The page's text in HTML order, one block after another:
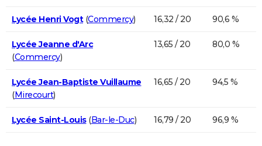
Lycée Henri Vogt(Commercy) 16,32 / 20 90,6 %
Lycée Jeanne d'Arc
(Commercy)
13,65 / 20 80,0 %
Lycée Jean-Baptiste Vuillaume
(Mirecourt)
16,65 / 20 94,5 %
Lycée Saint-Louis(Bar-le-Duc) 16,79 / 20 96,9 %